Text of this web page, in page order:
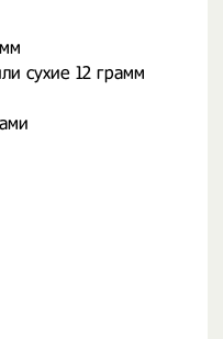
сухие 12 грамм